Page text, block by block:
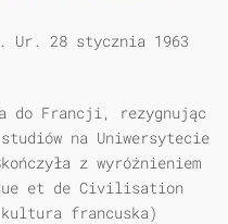
Ur. 28 stycznia 1963
do Francji, rezygnując
na Uniwersytecie
z wyróżnieniem
et de Civilisation
francuska)